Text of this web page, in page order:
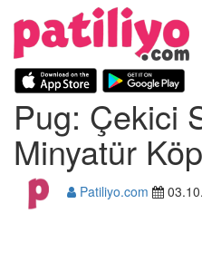
Pug: Çekici
Minyatür
Patiliyo.com